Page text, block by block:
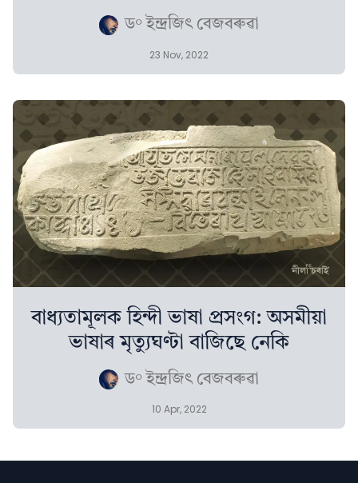
ড° ইন্দ্ৰজিৎ বেজবৰুৱা
23 Nov, 2022
বাধ্যতামূলক হিন্দী ভাষা প্ৰসংগ: অসমীয়া
ভাষাৰ মৃত্যুঘণ্টা বাজিছে নেকি
ড° ইন্দ্ৰজিৎ বেজবৰুৱা
10 Apr, 2022